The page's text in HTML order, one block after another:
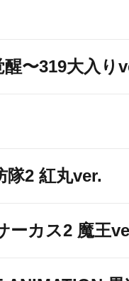
〜319大入り
隊2 紅丸ver.
ーカス2 魔王